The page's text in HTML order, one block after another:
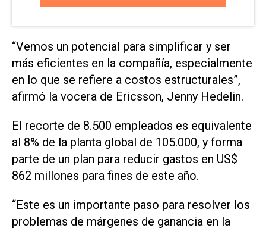
“Vemos un potencial para simplificar y ser
más eficientes en la compañía, especialmente
en lo que se refiere a costos estructurales”,
afirmó la vocera de Ericsson, Jenny Hedelin.
El recorte de 8.500 empleados es equivalente
al 8% de la planta global de 105.000, y forma
parte de un plan para reducir gastos en US$
862 millones para fines de este año.
“Este es un importante paso para resolver los
problemas de márgenes de ganancia en la